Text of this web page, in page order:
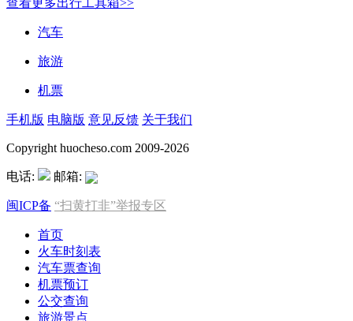
汽车
旅游
机票
手机版 电脑版 意见反馈 关于我们
Copyright huocheso.com 2009-2026
电话: 邮箱:
闽ICP备 “扫黄打非”举报专区
首页
火车时刻表
汽车票查询
机票预订
公交查询
旅游景点